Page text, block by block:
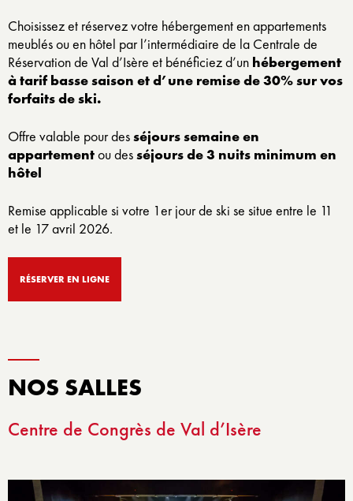
Choisissez et réservez votre hébergement en appartements
meublés ou en hôtel par l’intermédiaire de la Centrale de
Réservation de Val d’Isère et bénéficiez d’un hébergement
à tarif basse saison et d’une remise de30% sur vos
forfaits de ski.
Offre valable pour desséjours semaine en
appartementou desséjours de 3 nuits minimum en
hôtel
Remise applicable si votre 1er jour de ski se situe entre le 11
et le 17 avril 2026.
RÉSERVER EN LIGNE
NOS SALLES
Centre de Congrès de Val d’Isère